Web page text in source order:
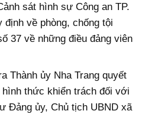
sát hình sự Công an TP.
định về phòng, chống tội
37 về những điều đảng viên
Thành ủy Nha Trang quyết
thức khiển trách đối với
Đảng ủy, Chủ tịch UBND xã